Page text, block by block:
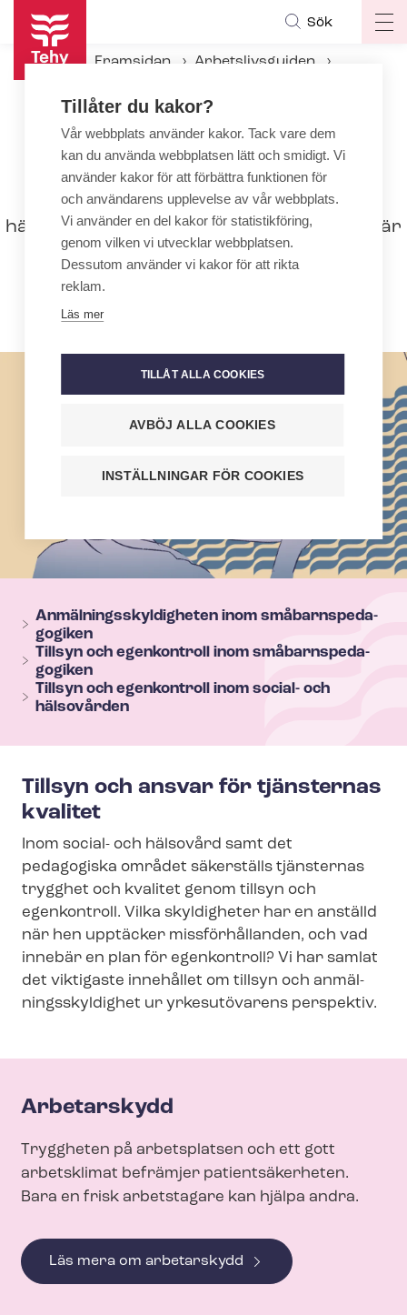
Hoppa
huvudinnehåll
Sök
Framsidan
Arbetslivsguiden
Tillsyn och egenkontroll
Tillsyn och egenkontroll
Syftet med tillsynen inom social- och
hälsovården samt små­barnspe­da­go­gi­ken är
att garantera högklassiga, lagenliga och
trygga tjänster. Tillsynsformerna är
myndighetstillsyn och egenkontroll.
c
An­mäl­nings­skyl­dig­he­ten inom små­barnspe­da­
go­gi­ken
Tillsyn och egenkontroll inom små­barnspe­da­
go­gi­ken
Tillsyn och egenkontroll inom social- och
hälsovården
Tillsyn och ansvar för tjänsternas
kvalitet
Inom social- och hälsovård samt det
pedagogiska området säkerställs tjänsternas
trygghet och kvalitet genom tillsyn och
egenkontroll. Vilka skyldigheter har en anställd
när hen upptäcker missförhållanden, och vad
innebär en plan för egenkontroll? Vi har samlat
det viktigaste innehållet om tillsyn och an­mäl­
nings­skyl­dig­het ur yrkesutövarens perspektiv.
Arbetarskydd
Tryggheten på arbetsplatsen och ett gott
arbetsklimat befrämjer patientsäkerheten.
Bara en frisk arbetstagare kan hjälpa andra.
Läs mera om arbetarskydd
Tillåter du kakor?
Vår webbplats använder kakor. Tack vare dem
kan du använda webbplatsen lätt och smidigt. Vi
använder kakor för att förbättra funktionen för
och användarens upplevelse av vår webbplats.
Vi använder en del kakor för statistikföring,
genom vilken vi utvecklar webbplatsen.
Dessutom använder vi kakor för att rikta
reklam.
Läs mer
TILLÅT ALLA COOKIES
AVBÖJ ALLA COOKIES
INSTÄLLNINGAR FÖR COOKIES